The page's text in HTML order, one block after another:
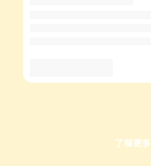
了解更多